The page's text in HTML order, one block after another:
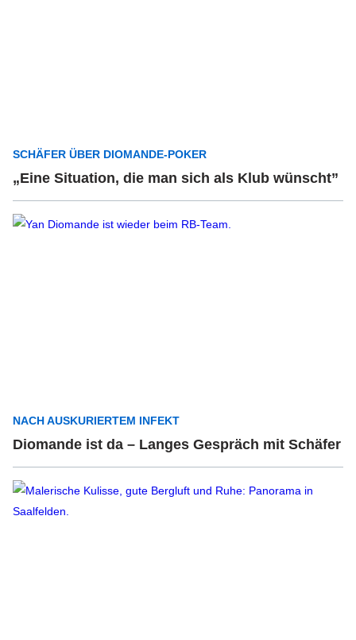
SCHÄFER ÜBER DIOMANDE-POKER
„Eine Situation, die man sich als Klub wünscht”
NACH AUSKURIERTEM INFEKT
Diomande ist da – Langes Gespräch mit Schäfer